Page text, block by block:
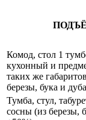
Комод, стол 1
кухонный и
таких же
березы, бука и
Тумба, стул,
сосны (из березы,